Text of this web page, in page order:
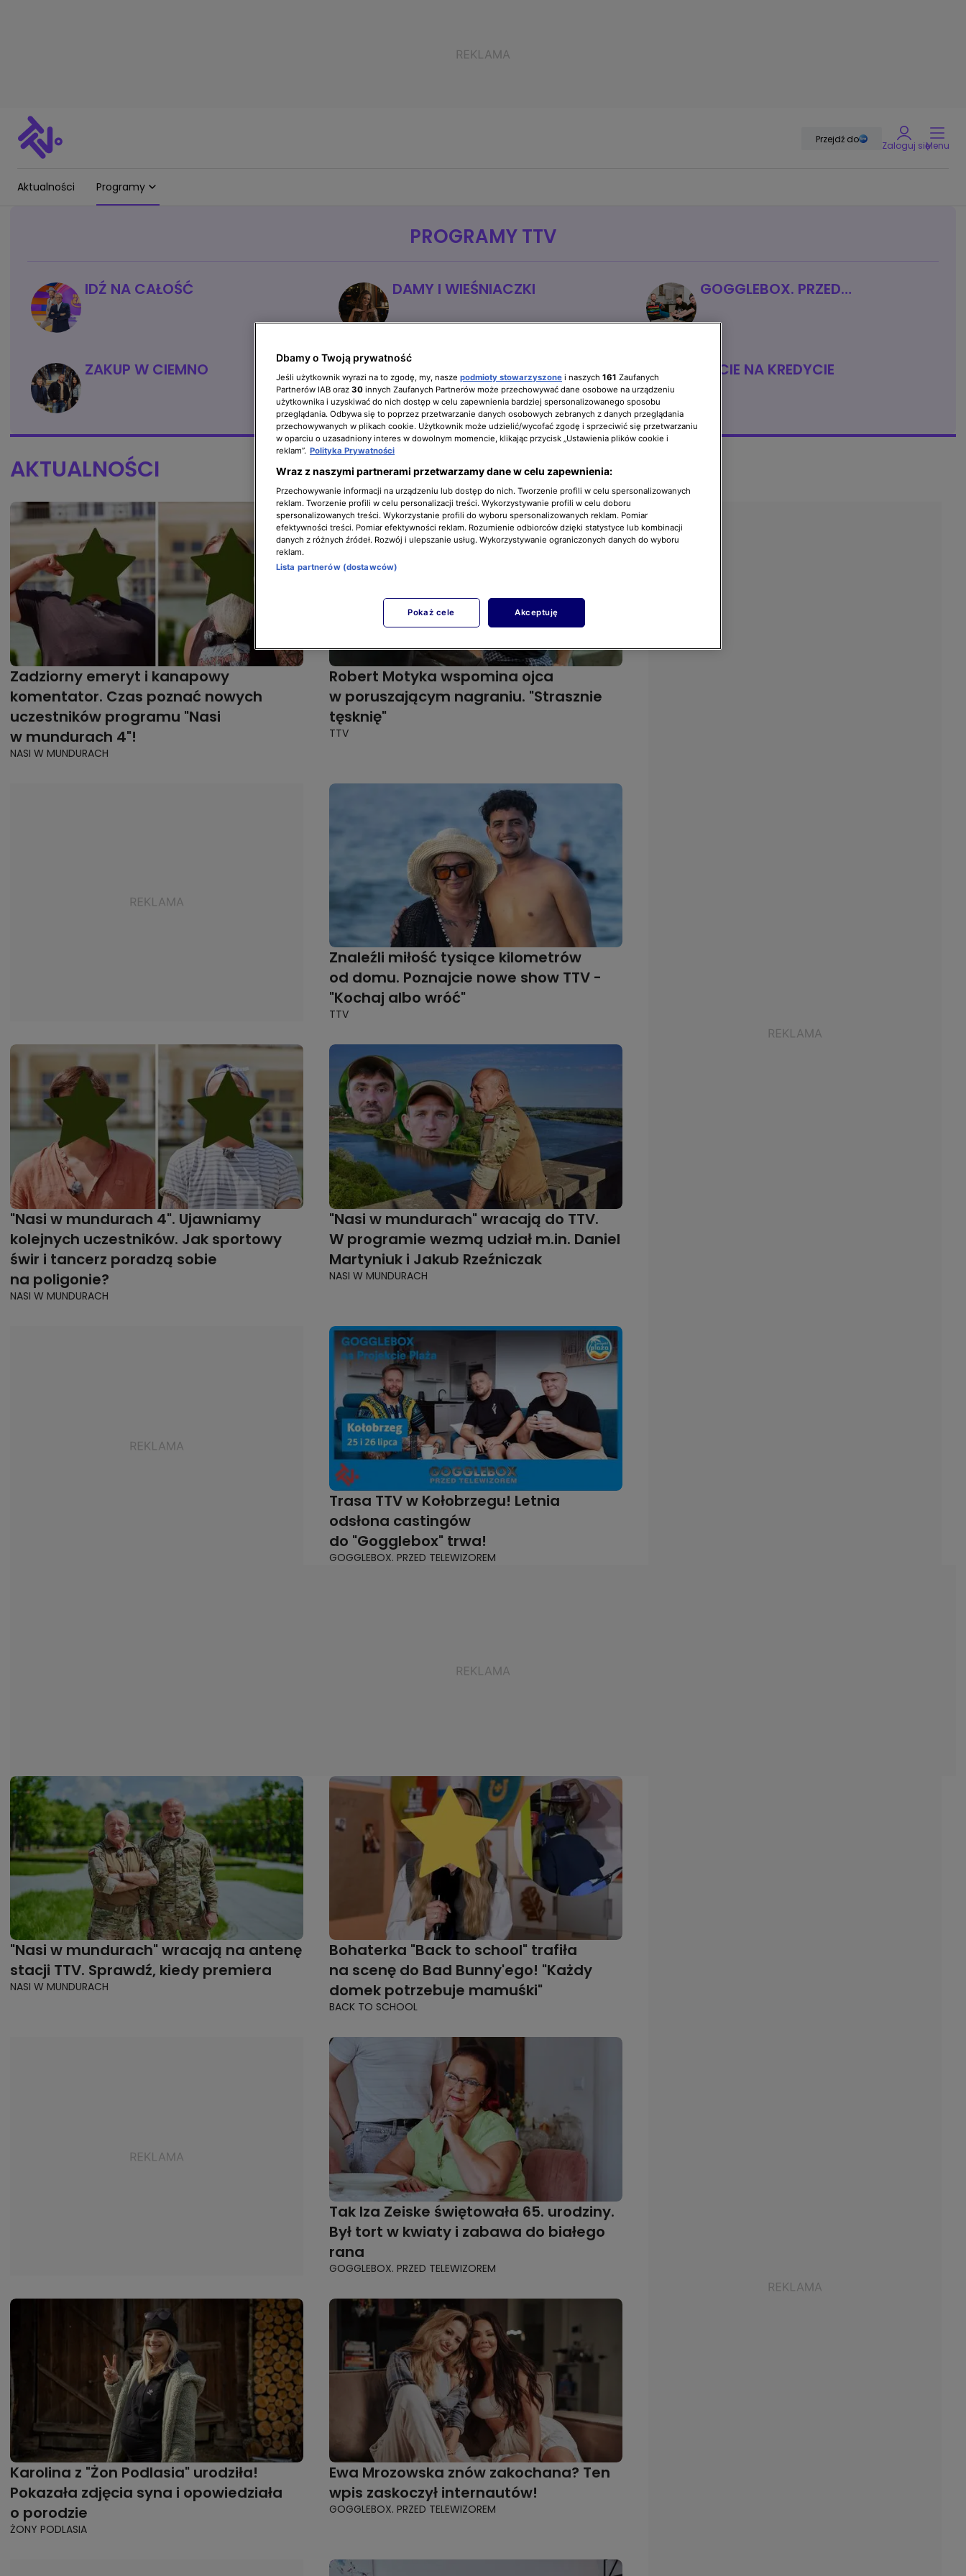
Przejdź do
Zaloguj sięMenu
Aktualności Programy
PROGRAMY TTV
IDŹ NA CAŁOŚĆ DAMY I WIEŚNIACZKI
GOGGLEBOX. PRZED
ZAKUP W CIEMNO ŻONY PODLASIA ŻYCIE NA KREDYCIE
AKTUALNOŚCI
Zadziorny emeryt i kanapowy
komentator. Czas poznać nowych
uczestników programu "Nasi
w mundurach 4"!
NASI W MUNDURACH
Robert Motyka wspomina ojca
w poruszającym nagraniu. "Strasznie
tęsknię"
TTV
Znaleźli miłość tysiące kilometrów
od domu. Poznajcie nowe show TTV -
"Kochaj albo wróć"
TTV
"Nasi w mundurach 4". Ujawniamy
kolejnych uczestników. Jak sportowy
świr i tancerz poradzą sobie
na poligonie?
NASI W MUNDURACH
"Nasi w mundurach" wracają do TTV.
W programie wezmą udział m.in. Daniel
Martyniuk i Jakub Rzeźniczak
NASI W MUNDURACH
Trasa TTV w Kołobrzegu! Letnia
odsłona castingów
do "Gogglebox" trwa!
GOGGLEBOX. PRZED TELEWIZOREM
"Nasi w mundurach" wracają na antenę
stacji TTV. Sprawdź, kiedy premiera
NASI W MUNDURACH
Bohaterka "Back to school" trafiła
na scenę do Bad Bunny'ego! "Każdy
domek potrzebuje mamuśki"
BACK TO SCHOOL
Tak Iza Zeiske świętowała 65. urodziny.
Był tort w kwiaty i zabawa do białego
rana
GOGGLEBOX. PRZED TELEWIZOREM
Karolina z "Żon Podlasia" urodziła!
Pokazała zdjęcia syna i opowiedziała
o porodzie
ŻONY PODLASIA
Ewa Mrozowska znów zakochana? Ten
wpis zaskoczył internautów!
GOGGLEBOX. PRZED TELEWIZOREM
Dbamy o Twoją prywatność
Jeśli użytkownik wyrazi na to zgodę, my, nasze podmioty stowarzyszone i naszych 161 Zaufanych
Partnerów IAB oraz 30 innych Zaufanych Partnerów może przechowywać dane osobowe na urządzeniu
użytkownika i uzyskiwać do nich dostęp w celu zapewnienia bardziej spersonalizowanego sposobu
przeglądania. Odbywa się to poprzez przetwarzanie danych osobowych zebranych z danych przeglądania
przechowywanych w plikach cookie. Użytkownik może udzielić/wycofać zgodę i sprzeciwić się przetwarzaniu
w oparciu o uzasadniony interes w dowolnym momencie, klikając przycisk „Ustawienia plików cookie i
reklam”. Polityka Prywatności
Wraz z naszymi partnerami przetwarzamy dane w celu zapewnienia:
Przechowywanie informacji na urządzeniu lub dostęp do nich. Tworzenie profili w celu spersonalizowanych
reklam. Tworzenie profili w celu personalizacji treści. Wykorzystywanie profili w celu doboru
spersonalizowanych treści. Wykorzystanie profili do wyboru spersonalizowanych reklam. Pomiar
efektywności treści. Pomiar efektywności reklam. Rozumienie odbiorców dzięki statystyce lub kombinacji
danych z różnych źródeł. Rozwój i ulepszanie usług. Wykorzystywanie ograniczonych danych do wyboru
reklam.
Lista partnerów (dostawców)
Pokaż cele Akceptuję